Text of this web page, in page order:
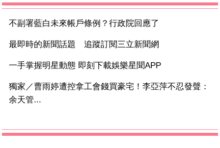
不副署藍白未來帳戶條例？行政院回應了
最即時的新聞話題 追蹤訂閱三立新聞網
一手掌握明星動態 即刻下載娛樂星聞APP
獨家／曹雨婷遭控拿工會錢買豪宅！李亞萍不忍發聲：
余天管...